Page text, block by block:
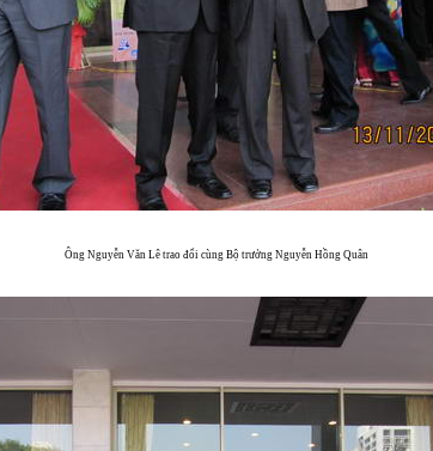
Ông Nguyễn Văn Lê trao đổi cùng Bộ trưởng Nguyễn Hồng Quân